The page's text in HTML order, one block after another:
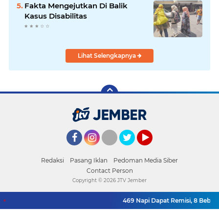
Fakta Mengejutkan Di Balik
Kasus Disabilitas
Lihat Selengkapnya
Redaksi Pasang Iklan
Pedoman Media Siber
Contact Person
469 Napi Dapat Remisi, 8 Bebas
Copyright © 2026 JTV Jember